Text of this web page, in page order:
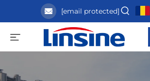
[email protected]